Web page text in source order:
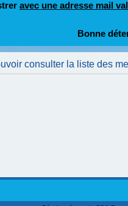
avec une adresse mail
Bonne
consulter la liste des